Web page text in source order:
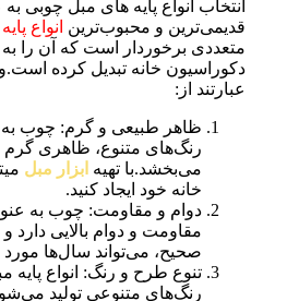
انتخاب انواع پایه های مبل چوبی
قدیمی‌ترین و محبوب‌ترین انواع
متعددی برخوردار است که آن را
دکوراسیون خانه تبدیل کرده
عبارتند از:
ظاهر طبیعی و گرم: چوب به
رنگ‌های متنوع، ظاهری
می‌بخشد.با تهیه ابزار مبل
خانه خود ایجاد کنید.
دوام و مقاومت: چوب به
مقاومت و دوام بالایی
صحیح، می‌تواند سال‌ها مورد
تنوع طرح و رنگ: انواع
رنگ‌های متنوعی تولید